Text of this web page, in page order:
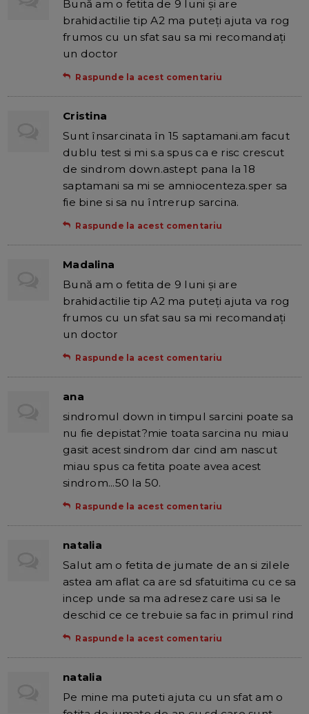
Bună am o fetita de 9 luni și are
brahidactilie tip A2 ma puteți ajuta va rog
frumos cu un sfat sau sa mi recomandați
un doctor
Raspunde la acest comentariu
Cristina
Sunt însarcinata în 15 saptamani.am facut
dublu test si mi s.a spus ca e risc crescut
de sindrom down.astept pana la 18
saptamani sa mi se amniocenteza.sper sa
fie bine si sa nu întrerup sarcina.
Raspunde la acest comentariu
Madalina
Bună am o fetita de 9 luni și are
brahidactilie tip A2 ma puteți ajuta va rog
frumos cu un sfat sau sa mi recomandați
un doctor
Raspunde la acest comentariu
ana
sindromul down in timpul sarcini poate sa
nu fie depistat?mie toata sarcina nu miau
gasit acest sindrom dar cind am nascut
miau spus ca fetita poate avea acest
sindrom...50 la 50.
Raspunde la acest comentariu
natalia
Salut am o fetita de jumate de an si zilele
astea am aflat ca are sd sfatuitima cu ce sa
incep unde sa ma adresez care usi sa le
deschid ce ce trebuie sa fac in primul rind
Raspunde la acest comentariu
natalia
Pe mine ma puteti ajuta cu un sfat am o